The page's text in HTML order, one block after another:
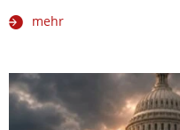
mehr